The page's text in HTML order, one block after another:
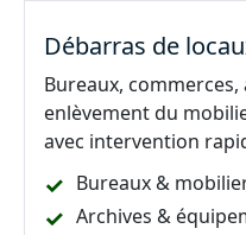
Débarras de
Bureaux,
enlèvement du
avec intervention
Bureaux &
Archives &